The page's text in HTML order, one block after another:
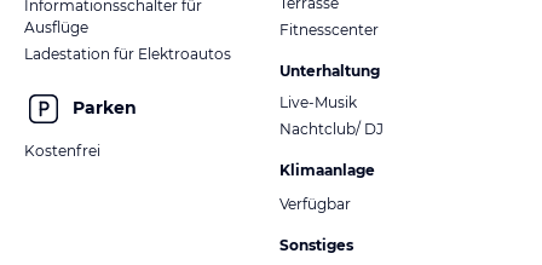
Informationsschalter für
Ausflüge
Ladestation für Elektroautos
Parken
Kostenfrei
Fitnesscenter
Unterhaltung
Live-Musik
Nachtclub/ DJ
Klimaanlage
Verfügbar
Sonstiges